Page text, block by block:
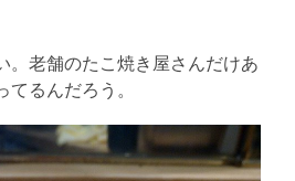
。老舗のたこ焼き屋さんだけあ
るんだろう。